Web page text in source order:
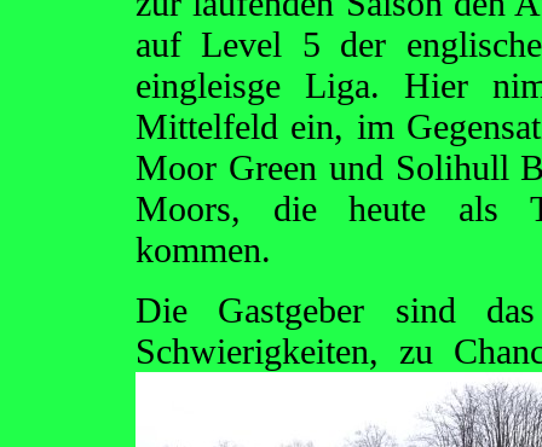
auf Level 5 der
eingleisge Liga. Hier
Mittelfeld ein, im
Moor Green und Solihull
Moors, die heute als
kommen.
Die Gastgeber sind
Schwierigkeiten, zu